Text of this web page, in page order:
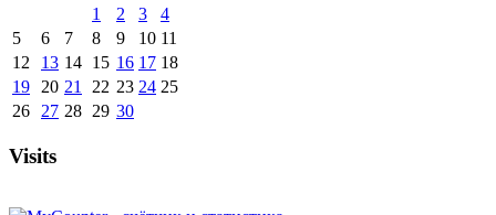
1
2 3
4
5
6 7 8 9 10 11
12
13 14 15 16 17 18
19
20 21 22 23 24 25
26
27 28 29 30
Visits